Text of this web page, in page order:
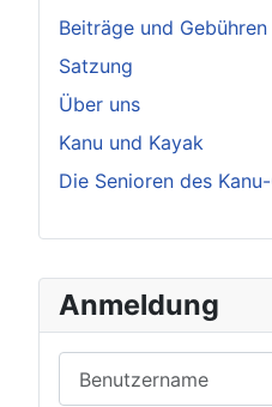
Anmeldung
Beiträge und Gebühren
Satzung
Über uns
Kanu und Kayak
Die Senioren des